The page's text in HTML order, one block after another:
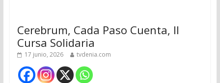
Cerebrum, Cada Paso Cuenta, II
Cursa Solidaria
17 junio, 2026 tvdenia.com